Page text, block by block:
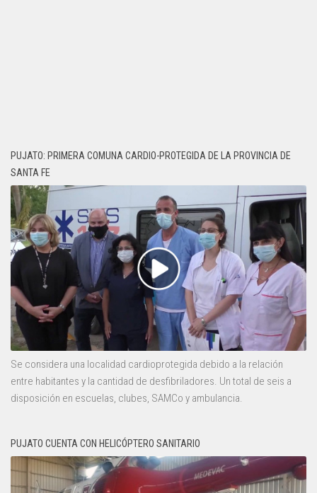
PUJATO: PRIMERA COMUNA CARDIO-PROTEGIDA DE LA PROVINCIA DE
SANTA FE
Se considera una localidad cardioprotegida debido a la relación
entre habitantes y la cantidad de desfibriladores. Un total de seis a
disposición en escuelas, clubes, SAMCo y ambulancia.
PUJATO CUENTA CON HELICÓPTERO SANITARIO